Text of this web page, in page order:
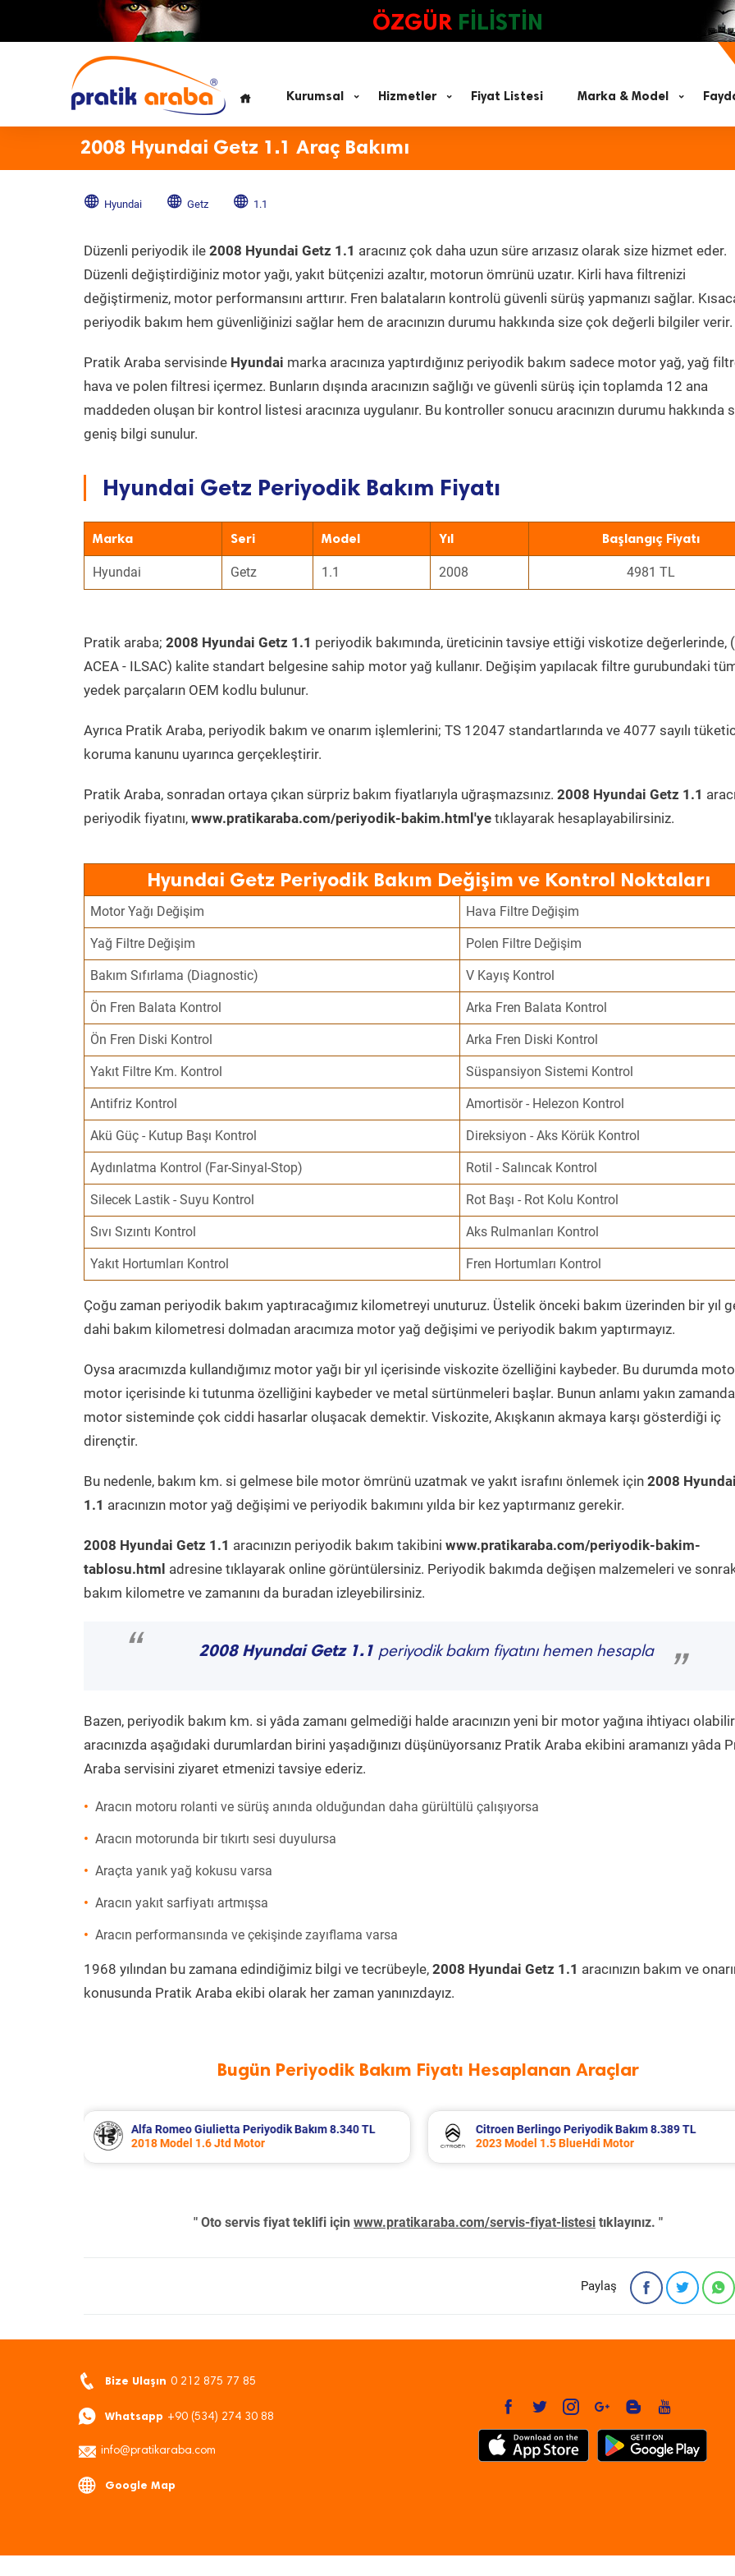
ÖZGÜR FİLİSTİN
Kurumsal Hizmetler Fiyat Listesi Marka & Model
2008 Hyundai Getz 1.1 Araç Bakımı
Hyundai Getz 1.1
Düzenli periyodik ile 2008 Hyundai Getz 1.1 aracınız çok daha uzun süre arızasız olarak size hizmet eder.
Düzenli değiştirdiğiniz motor yağı, yakıt bütçenizi azaltır, motorun ömrünü uzatır. Kirli hava filtrenizi
değiştirmeniz, motor performansını arttırır. Fren balataların kontrolü güvenli sürüş yapmanızı sağlar.
periyodik bakım hem güvenliğinizi sağlar hem de aracınızın durumu hakkında size çok değerli bilgiler verir.
Pratik Araba servisinde Hyundai marka aracınıza yaptırdığınız periyodik bakım sadece motor yağ, yağ
hava ve polen filtresi içermez. Bunların dışında aracınızın sağlığı ve güvenli sürüş için toplamda 12 ana
maddeden oluşan bir kontrol listesi aracınıza uygulanır. Bu kontroller sonucu aracınızın durumu hakkında
geniş bilgi sunulur.
Hyundai Getz Periyodik Bakım Fiyatı
Marka Seri Model Yıl Başlangıç Fiyatı
Hyundai Getz 1.1 2008 4981 TL
Pratik araba; 2008 Hyundai Getz 1.1 periyodik bakımında, üreticinin tavsiye ettiği viskotize değerlerinde,
ACEA - ILSAC) kalite standart belgesine sahip motor yağ kullanır. Değişim yapılacak filtre gurubundaki
yedek parçaların OEM kodlu bulunur.
Ayrıca Pratik Araba, periyodik bakım ve onarım işlemlerini; TS 12047 standartlarında ve 4077 sayılı
koruma kanunu uyarınca gerçekleştirir.
Pratik Araba, sonradan ortaya çıkan sürpriz bakım fiyatlarıyla uğraşmazsınız. 2008 Hyundai Getz 1.1
periyodik fiyatını, www.pratikaraba.com/periyodik-bakim.html'ye tıklayarak hesaplayabilirsiniz.
Hyundai Getz Periyodik Bakım Değişim ve Kontrol Noktaları
Motor Yağı Değişim Hava Filtre Değişim
Yağ Filtre Değişim Polen Filtre Değişim
Bakım Sıfırlama (Diagnostic) V Kayış Kontrol
Ön Fren Balata Kontrol Arka Fren Balata Kontrol
Ön Fren Diski Kontrol Arka Fren Diski Kontrol
Yakıt Filtre Km. Kontrol Süspansiyon Sistemi Kontrol
Antifriz Kontrol Amortisör - Helezon Kontrol
Akü Güç - Kutup Başı Kontrol Direksiyon - Aks Körük Kontrol
Aydınlatma Kontrol (Far-Sinyal-Stop) Rotil - Salıncak Kontrol
Silecek Lastik - Suyu Kontrol Rot Başı - Rot Kolu Kontrol
Sıvı Sızıntı Kontrol Aks Rulmanları Kontrol
Yakıt Hortumları Kontrol Fren Hortumları Kontrol
Çoğu zaman periyodik bakım yaptıracağımız kilometreyi unuturuz. Üstelik önceki bakım üzerinden bir yıl
dahi bakım kilometresi dolmadan aracımıza motor yağ değişimi ve periyodik bakım yaptırmayız.
Oysa aracımızda kullandığımız motor yağı bir yıl içerisinde viskozite özelliğini kaybeder. Bu durumda
motor içerisinde ki tutunma özelliğini kaybeder ve metal sürtünmeleri başlar. Bunun anlamı yakın zamanda
motor sisteminde çok ciddi hasarlar oluşacak demektir. Viskozite, Akışkanın akmaya karşı gösterdiği iç
dirençtir.
Bu nedenle, bakım km. si gelmese bile motor ömrünü uzatmak ve yakıt israfını önlemek için 2008
1.1 aracınızın motor yağ değişimi ve periyodik bakımını yılda bir kez yaptırmanız gerekir.
2008 Hyundai Getz 1.1 aracınızın periyodik bakım takibini www.pratikaraba.com/periyodik-bakim-
tablosu.html adresine tıklayarak online görüntülersiniz. Periyodik bakımda değişen malzemeleri ve
bakım kilometre ve zamanını da buradan izleyebilirsiniz.
“ 2008 Hyundai Getz 1.1 periyodik bakım fiyatını hemen hesapla
”
Bazen, periyodik bakım km. si yâda zamanı gelmediği halde aracınızın yeni bir motor yağına ihtiyacı
aracınızda aşağıdaki durumlardan birini yaşadığınızı düşünüyorsanız Pratik Araba ekibini aramanızı yâda
Araba servisini ziyaret etmenizi tavsiye ederiz.
Aracın motoru rolanti ve sürüş anında olduğundan daha gürültülü çalışıyorsa
Aracın motorunda bir tıkırtı sesi duyulursa
Araçta yanık yağ kokusu varsa
Aracın yakıt sarfiyatı artmışsa
Aracın performansında ve çekişinde zayıflama varsa
1968 yılından bu zamana edindiğimiz bilgi ve tecrübeyle, 2008 Hyundai Getz 1.1 aracınızın bakım ve
konusunda Pratik Araba ekibi olarak her zaman yanınızdayız.
Bugün Periyodik Bakım Fiyatı Hesaplanan Araçlar
Citroen Berlingo Periyodik Bakım 8.389 TL
2023 Model 1.5 BlueHdi Motor
Fiat Egea Cross Periyodik Bakım 8.683 TL
2023 Model 1.6 Multijet Motor
" Oto servis fiyat teklifi için www.pratikaraba.com/servis-fiyat-listesi tıklayınız. "
Paylaş
Bize Ulaşın 0 212 875 77 85
Whatsapp +90 (534) 274 30 88
info@pratikaraba.com
Google Map